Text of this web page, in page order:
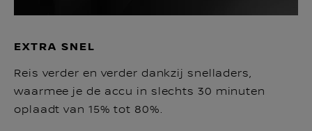
EXTRA SNEL
Reis verder en verder dankzij snelladers,
waarmee je de accu in slechts 30 minuten
oplaadt van 15% tot 80%.